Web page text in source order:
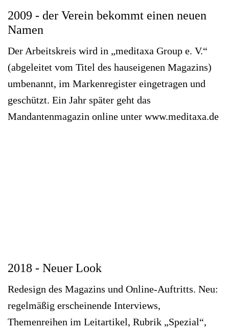
2009 - der Verein bekommt einen neuen
Namen
Der Arbeitskreis wird in „meditaxa Group e. V.“
(abgeleitet vom Titel des hauseigenen Magazins)
umbenannt, im Markenregister eingetragen und
geschützt. Ein Jahr später geht das
Mandantenmagazin online unter www.meditaxa.de
2018 - Neuer Look
Redesign des Magazins und Online-Auftritts. Neu:
regelmäßig erscheinende Interviews,
Themenreihen im Leitartikel, Rubrik „Spezial“,